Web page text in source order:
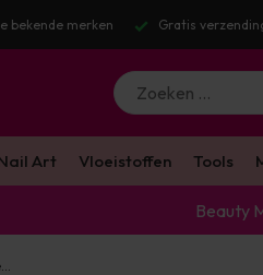
Gratis verzending v.a. €100 excl. BTW
Art Vloeistoffen Tools
Beauty